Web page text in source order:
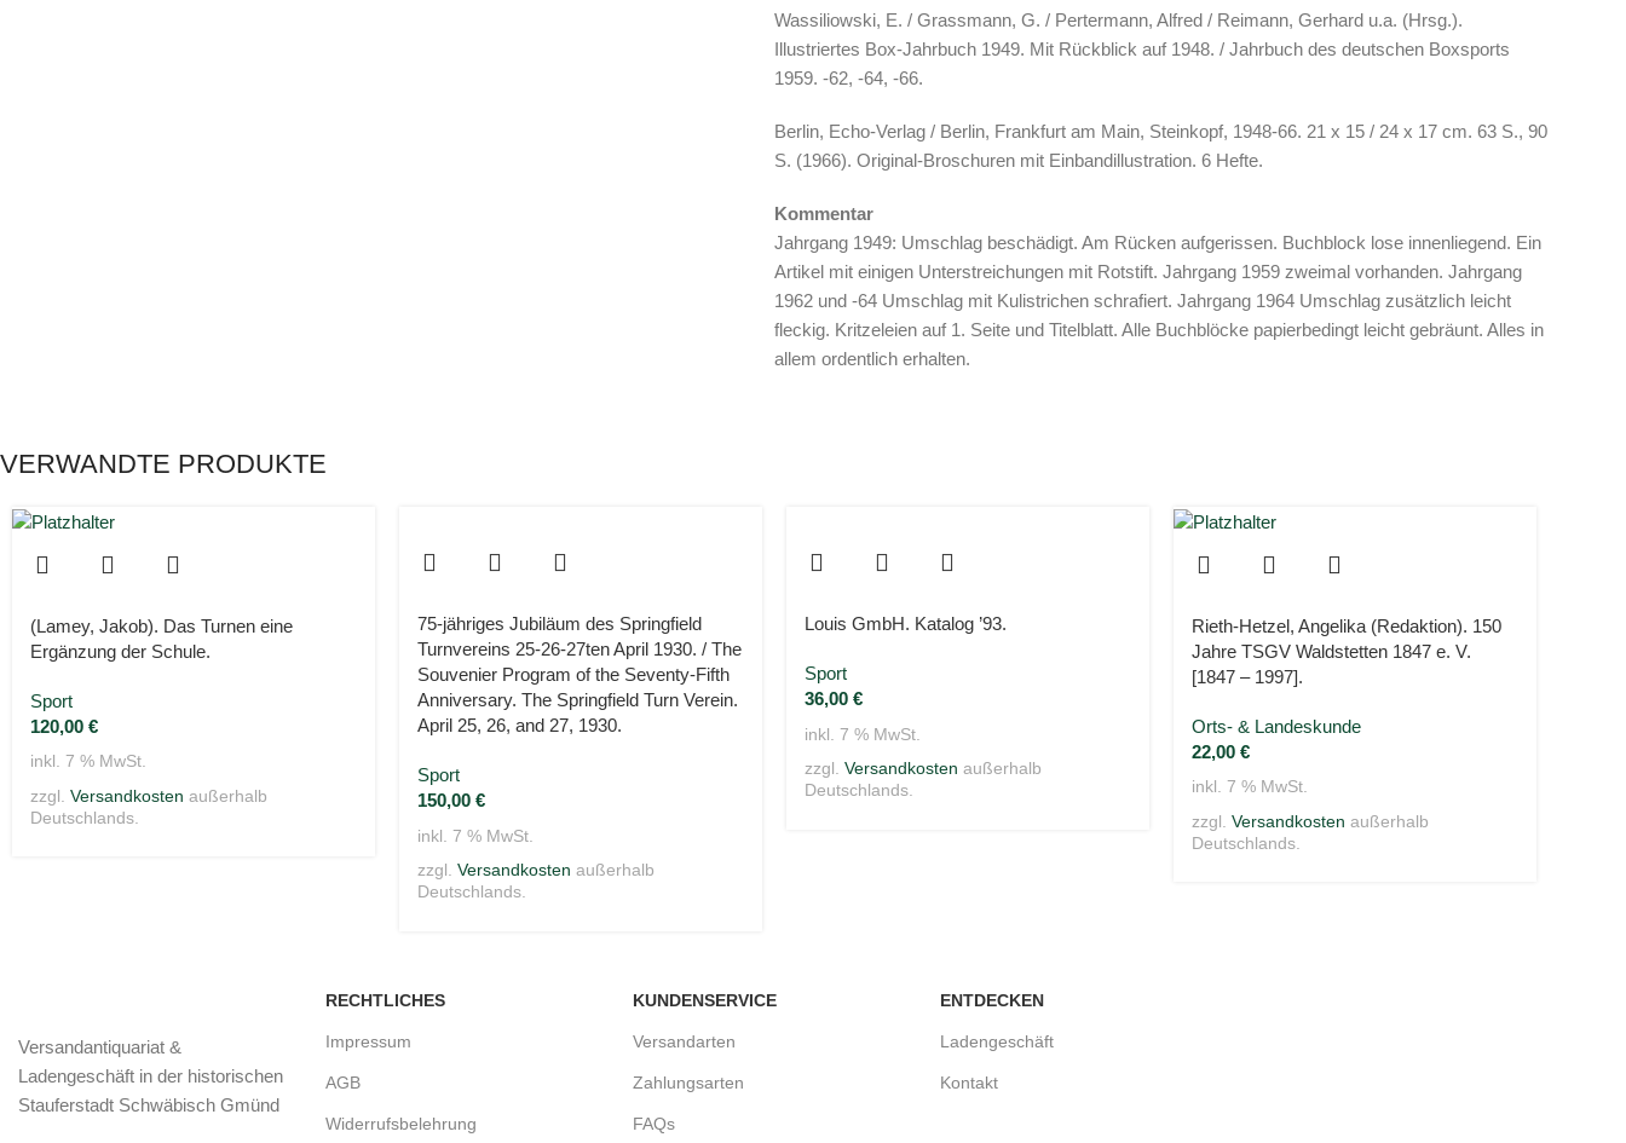
Wassiliowski, E. / Grassmann, G. / Pertermann, Alfred / Reimann, Gerhard u.a. (Hrsg.).
Illustriertes Box-Jahrbuch 1949. Mit Rückblick auf 1948. / Jahrbuch des deutschen Boxsports
1959. -62, -64, -66.
Berlin, Echo-Verlag / Berlin, Frankfurt am Main, Steinkopf, 1948-66. 21 x 15 / 24 x 17 cm. 63 S., 90
S. (1966). Original-Broschuren mit Einbandillustration. 6 Hefte.
Kommentar
Jahrgang 1949: Umschlag beschädigt. Am Rücken aufgerissen. Buchblock lose innenliegend. Ein
Artikel mit einigen Unterstreichungen mit Rotstift. Jahrgang 1959 zweimal vorhanden. Jahrgang
1962 und -64 Umschlag mit Kulistrichen schrafiert. Jahrgang 1964 Umschlag zusätzlich leicht
fleckig. Kritzeleien auf 1. Seite und Titelblatt. Alle Buchblöcke papierbedingt leicht gebräunt. Alles in
allem ordentlich erhalten.
VERWANDTE PRODUKTE
(Lamey, Jakob). Das Turnen eine
Ergänzung der Schule.
Sport
120,00 €
inkl. 7 % MwSt.
zzgl. Versandkosten außerhalb
Deutschlands.
75-jähriges Jubiläum des Springfield
Turnvereins 25-26-27ten April 1930. / The
Souvenier Program of the Seventy-Fifth
Anniversary. The Springfield Turn Verein.
April 25, 26, and 27, 1930.
Sport
150,00 €
inkl. 7 % MwSt.
zzgl. Versandkosten außerhalb
Deutschlands.
Louis GmbH. Katalog ’93.
Sport
36,00 €
inkl. 7 % MwSt.
zzgl. Versandkosten außerhalb
Deutschlands.
Rieth-Hetzel, Angelika (Redaktion). 150
Jahre TSGV Waldstetten 1847 e. V.
[1847 – 1997].
Orts- & Landeskunde
22,00 €
inkl. 7 % MwSt.
zzgl. Versandkosten außerhalb
Deutschlands.
Versandantiquariat &
Ladengeschäft in der historischen
Stauferstadt Schwäbisch Gmünd
RECHTLICHES
Impressum
AGB
Widerrufsbelehrung
KUNDENSERVICE
Versandarten
Zahlungsarten
FAQs
ENTDECKEN
Ladengeschäft
Kontakt